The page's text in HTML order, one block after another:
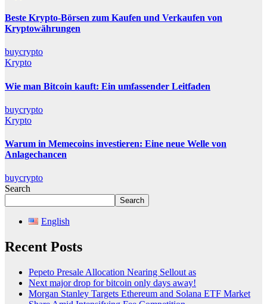
Beste Krypto-Börsen zum Kaufen und Verkaufen von
Kryptowährungen
buycrypto
Krypto
Wie man Bitcoin kauft: Ein umfassender Leitfaden
buycrypto
Krypto
Warum in Memecoins investieren: Eine neue Welle von
Anlagechancen
buycrypto
Search
Search
English
Recent Posts
Pepeto Presale Allocation Nearing Sellout as
Next major drop for bitcoin only days away!
Morgan Stanley Targets Ethereum and Solana ETF Market